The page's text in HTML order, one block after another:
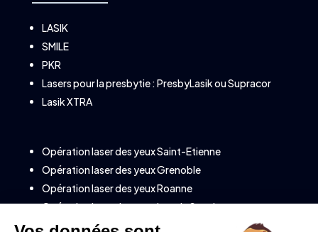
LASIK
SMILE
PKR
Lasers pour la presbytie :PresbyLasikouSupracor
Lasik XTRA
Opération laser des yeux Saint-Etienne
Opération laser des yeux Grenoble
Opération laser des yeux Roanne
Opération laser des yeux Lons le Saunier
Opération laser des yeux à Annecy (Savoie)